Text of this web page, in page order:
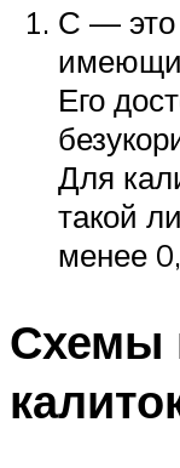
С — это
Его
Для
такой
менее
Схемы